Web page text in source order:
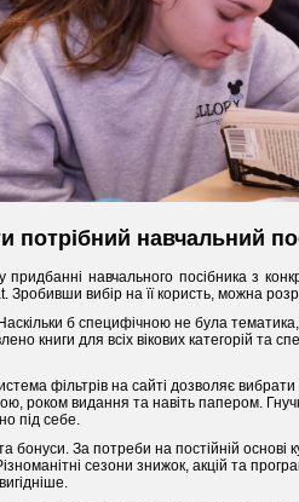
потрібний навчальний
навчального посібника з
Зробивши вибір на її користь, можна
б специфічною не була
книги для всіх вікових категорій та
фільтрів на сайті дозволяє
роком видання та навіть папером.
під себе.
бонуси. За потреби на постійній основі
сезони знижок, акцій та